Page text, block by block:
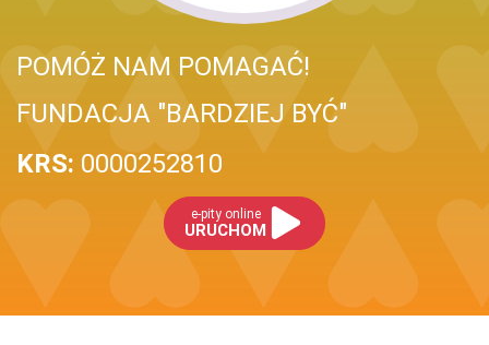
POMÓŻ NAM POMAGAĆ!
FUNDACJA "BARDZIEJ BYĆ"
KRS: 0000252810
e-pity online
URUCHOM